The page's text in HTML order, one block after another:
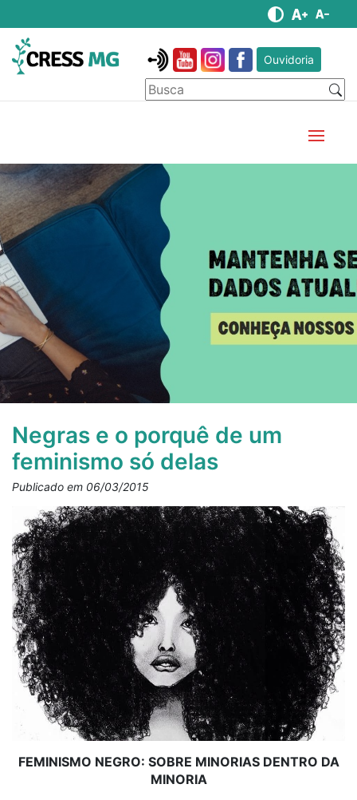
Ouvidoria
Negras e o porquê de um
feminismo só delas
Publicado em 06/03/2015
FEMINISMO NEGRO: SOBRE MINORIAS DENTRO DA
MINORIA